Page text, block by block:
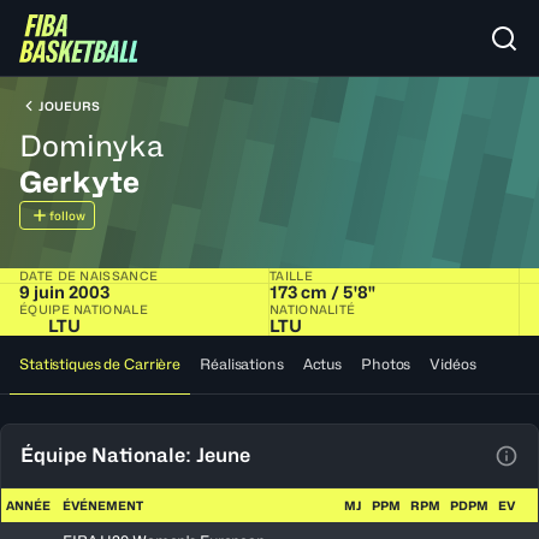
JOUEURS
Dominyka
Gerkyte
follow
DATE DE NAISSANCE
9 juin 2003
TAILLE
173 cm / 5'8"
ÉQUIPE NATIONALE
LTU
NATIONALITÉ
LTU
Statistiques de Carrière Réalisations Actus Photos Vidéos
Équipe Nationale: Jeune
ANNÉE ÉVÉNEMENT MJ PPM RPM PDPM EV